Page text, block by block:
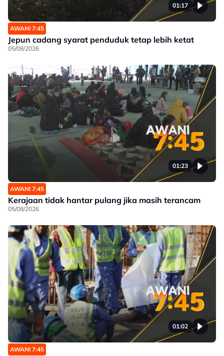
01:17
AWANI 7:45
Jepun cadang syarat penduduk tetap lebih ketat
05/08/2026
01:23
AWANI 7:45
Kerajaan tidak hantar pulang jika masih terancam
05/08/2026
01:02
AWANI 7:45